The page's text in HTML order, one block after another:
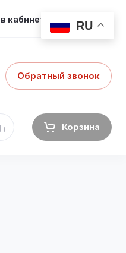
RU
кабинет
Обратный звонок
Корзина